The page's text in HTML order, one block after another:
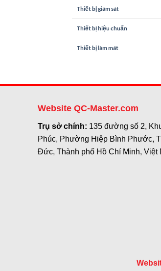
Thiết bị giám sát
Thiết bị hiệu chuẩn
Thiết bị làm mát
Website QC-Master.com
Trụ sở chính: 135 đường số 2,
Phúc, Phường Hiệp Bình Phước,
Đức, Thành phố Hồ Chí Minh, Việt